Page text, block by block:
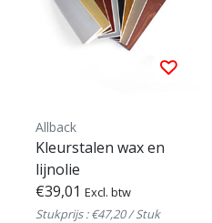
Allback
Kleurstalen wax en
lijnolie
€39,01 Excl. btw
Stukprijs : €47,20 / Stuk